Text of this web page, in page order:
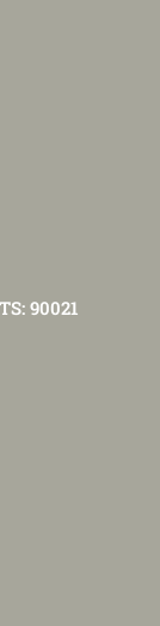
90021